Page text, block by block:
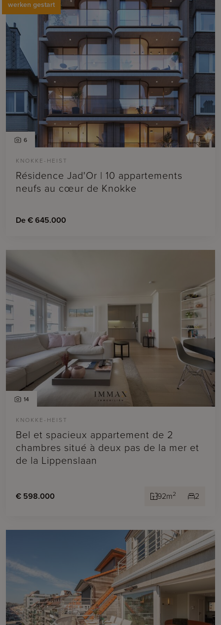
werken gestart
6
KNOKKE-HEIST
Résidence Jad'Or | 10 appartements
neufs au cœur de Knokke
De € 645.000
14
KNOKKE-HEIST
Bel et spacieux appartement de 2
chambres situé à deux pas de la mer et
de la Lippenslaan
€ 598.000 92m2 2